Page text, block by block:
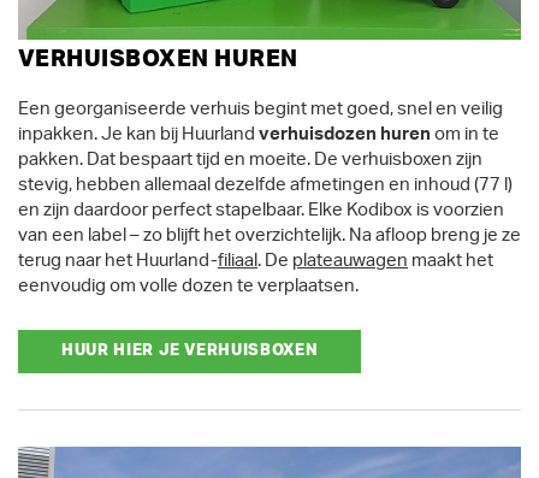
VERHUISBOXEN HUREN
Een georganiseerde verhuis begint met goed, snel en veilig
inpakken. Je kan bij Huurland verhuisdozen huren om in te
pakken. Dat bespaart tijd en moeite. De verhuisboxen zijn
stevig, hebben allemaal dezelfde afmetingen en inhoud (77 l)
en zijn daardoor perfect stapelbaar. Elke Kodibox is voorzien
van een label – zo blijft het overzichtelijk. Na afloop breng je ze
terug naar het Huurland-filiaal . De plateauwagen maakt het
eenvoudig om volle dozen te verplaatsen.
HUUR HIER JE VERHUISBOXEN